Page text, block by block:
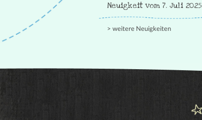
Neuigkeit vom 7. Juli 2025
weitere Neuigkeiten